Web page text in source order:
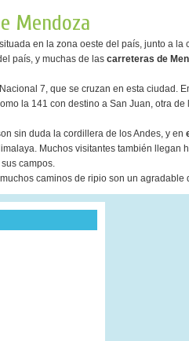
Mendoza
en la zona oeste del país, junto a
país, y muchas de las carreteras de
7, que se cruzan en esta ciudad.
la 141 con destino a San Juan, otra
sin duda la cordillera de los Andes, y en
Muchos visitantes también llegan
campos.
caminos de ripio son un agradable